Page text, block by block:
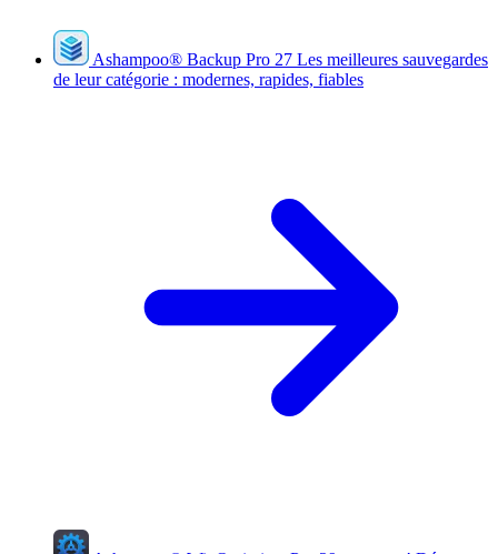
Ashampoo® Backup Pro 27 Les meilleures sauvegardes
de leur catégorie : modernes, rapides, fiables